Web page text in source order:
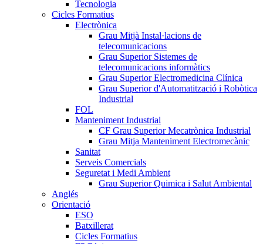
Tecnologia
Cicles Formatius
Electrònica
Grau Mitjà Instal·lacions de
telecomunicacions
Grau Superior Sistemes de
telecomunicacions informàtics
Grau Superior Electromedicina Clínica
Grau Superior d'Automatització i Robòtica
Industrial
FOL
Manteniment Industrial
CF Grau Superior Mecatrònica Industrial
Grau Mitja Manteniment Electromecànic
Sanitat
Serveis Comercials
Seguretat i Medi Ambient
Grau Superior Quimica i Salut Ambiental
Anglés
Orientació
ESO
Batxillerat
Cicles Formatius